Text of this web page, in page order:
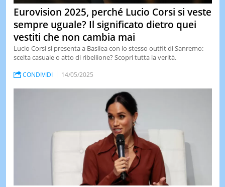
Eurovision 2025, perché Lucio Corsi si veste
sempre uguale? Il significato dietro quei
vestiti che non cambia mai
Lucio Corsi si presenta a Basilea con lo stesso outfit di Sanremo:
scelta casuale o atto di ribellione? Scopri tutta la verità.
CONDIVIDI 14/05/2025